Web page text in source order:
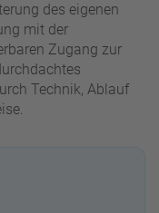
des eigenen
mit der
Zugang zur
Technik, Ablauf